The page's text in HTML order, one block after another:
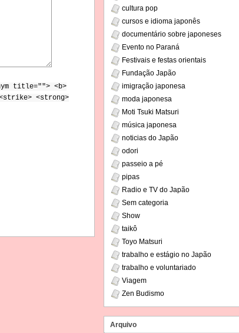
title=""> <b>
<strong>
cultura pop
cursos e idioma japonês
documentário sobre japoneses
Evento no Paraná
Festivais e festas orientais
Fundação Japão
imigração japonesa
moda japonesa
Moti Tsuki Matsuri
música japonesa
noticias do Japão
odori
passeio a pé
pipas
Radio e TV do Japão
Sem categoria
Show
taikô
Toyo Matsuri
trabalho e estágio no Japão
trabalho e voluntariado
Viagem
Zen Budismo
Arquivo